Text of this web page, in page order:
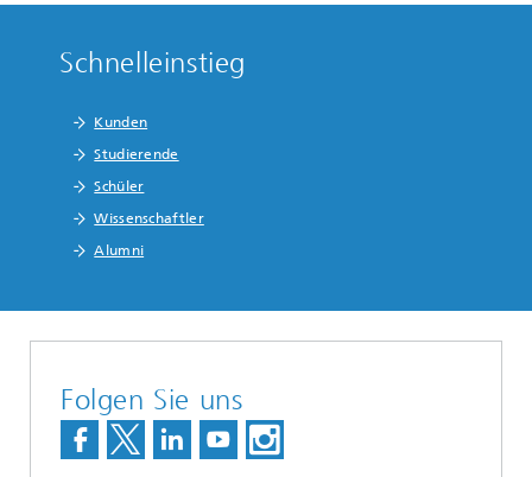
Schnelleinstieg
Kunden
Studierende
Schüler
Wissenschaftler
Alumni
Folgen Sie uns